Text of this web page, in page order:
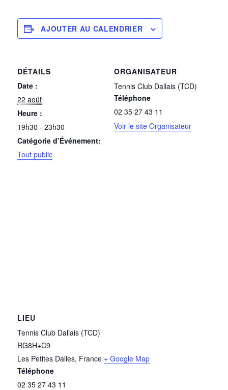
AJOUTER AU CALENDRIER
DÉTAILS
Date :
22 août
Heure :
19h30 - 23h30
Catégorie d’Événement:
Tout public
ORGANISATEUR
Tennis Club Dallais (TCD)
Téléphone
02 35 27 43 11
Voir le site Organisateur
LIEU
Tennis Club Dallais (TCD)
RG8H+C9
Les Petites Dalles, France + Google Map
Téléphone
02 35 27 43 11